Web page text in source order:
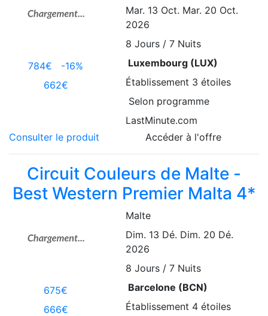
784€ -16%
662€
Mar. 13 Oct. Mar. 20 Oct.
2026
8 Jours / 7 Nuits
Luxembourg (LUX)
Établissement 3 étoiles
Selon programme
LastMinute.com
Consulter le produit
Accéder à l'offre
Circuit Couleurs de Malte -
Best Western Premier Malta 4*
675€
666€
Malte
Dim. 13 Dé. Dim. 20 Dé.
2026
8 Jours / 7 Nuits
Barcelone (BCN)
Établissement 4 étoiles